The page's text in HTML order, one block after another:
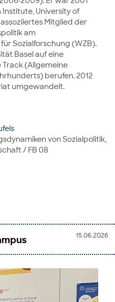
Institute, University of
Mitglied der
am
Sozialforschung (WZB).
Basel auf eine
Track (Allgemeine
berufen. 2012
umgewandelt.
von Sozialpolitik,
/ FB 08
15.06.2026